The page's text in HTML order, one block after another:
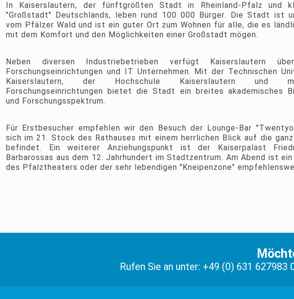
In Kaiserslautern, der fünftgrößten Stadt in Rheinland-Pfalz und
"Großstadt" Deutschlands, leben rund 100 000 Bürger. Die Stadt ist
vom Pfälzer Wald und ist ein guter Ort zum Wohnen für alle, die es
mit dem Komfort und den Möglichkeiten einer Großstadt mögen.
Neben diversen Industriebetrieben verfügt Kaiserslautern
Forschungseinrichtungen und IT Unternehmen. Mit der Technischen
Kaiserslautern, der Hochschule Kaiserslautern und
Forschungseinrichtungen bietet die Stadt ein breites akademisches
und Forschungsspektrum.
Für Erstbesucher empfehlen wir den Besuch der Lounge-Bar
sich im 21. Stock des Rathauses mit einem herrlichen Blick auf die
befindet. Ein weiterer Anziehungspunkt ist der Kaiserpalast
Barbarossas aus dem 12. Jahrhundert im Stadtzentrum. Am Abend ist
des Pfalztheaters oder der sehr lebendigen "Kneipenzone"
Rufen Sie an unter: +49 (0) 631 627983